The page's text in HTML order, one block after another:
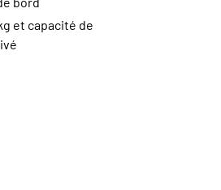
et capacité de